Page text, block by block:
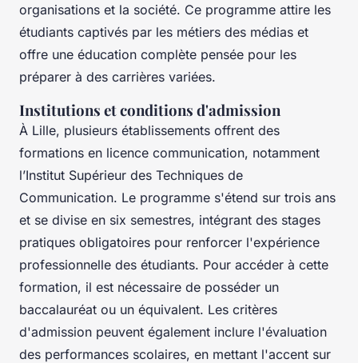
organisations et la société. Ce programme attire les
étudiants captivés par les métiers des médias et
offre une éducation complète pensée pour les
préparer à des carrières variées.
Institutions et conditions d'admission
À Lille, plusieurs établissements offrent des
formations en licence communication, notamment
l’Institut Supérieur des Techniques de
Communication. Le programme s'étend sur trois ans
et se divise en six semestres, intégrant des stages
pratiques obligatoires pour renforcer l'expérience
professionnelle des étudiants. Pour accéder à cette
formation, il est nécessaire de posséder un
baccalauréat ou un équivalent. Les critères
d'admission peuvent également inclure l'évaluation
des performances scolaires, en mettant l'accent sur